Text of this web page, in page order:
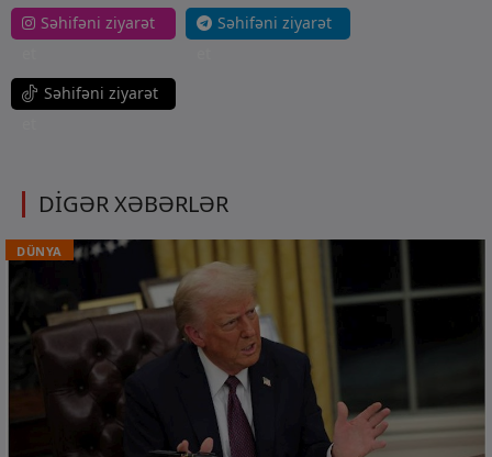
Səhifəni ziyarət
Səhifəni ziyarət
Səhifəni ziyarət
DİGƏR XƏBƏRLƏR
DÜNYA